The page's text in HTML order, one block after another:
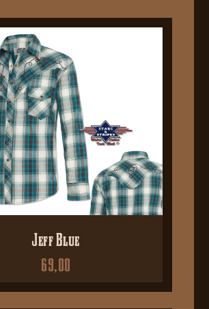
Jeff Blue
69,00